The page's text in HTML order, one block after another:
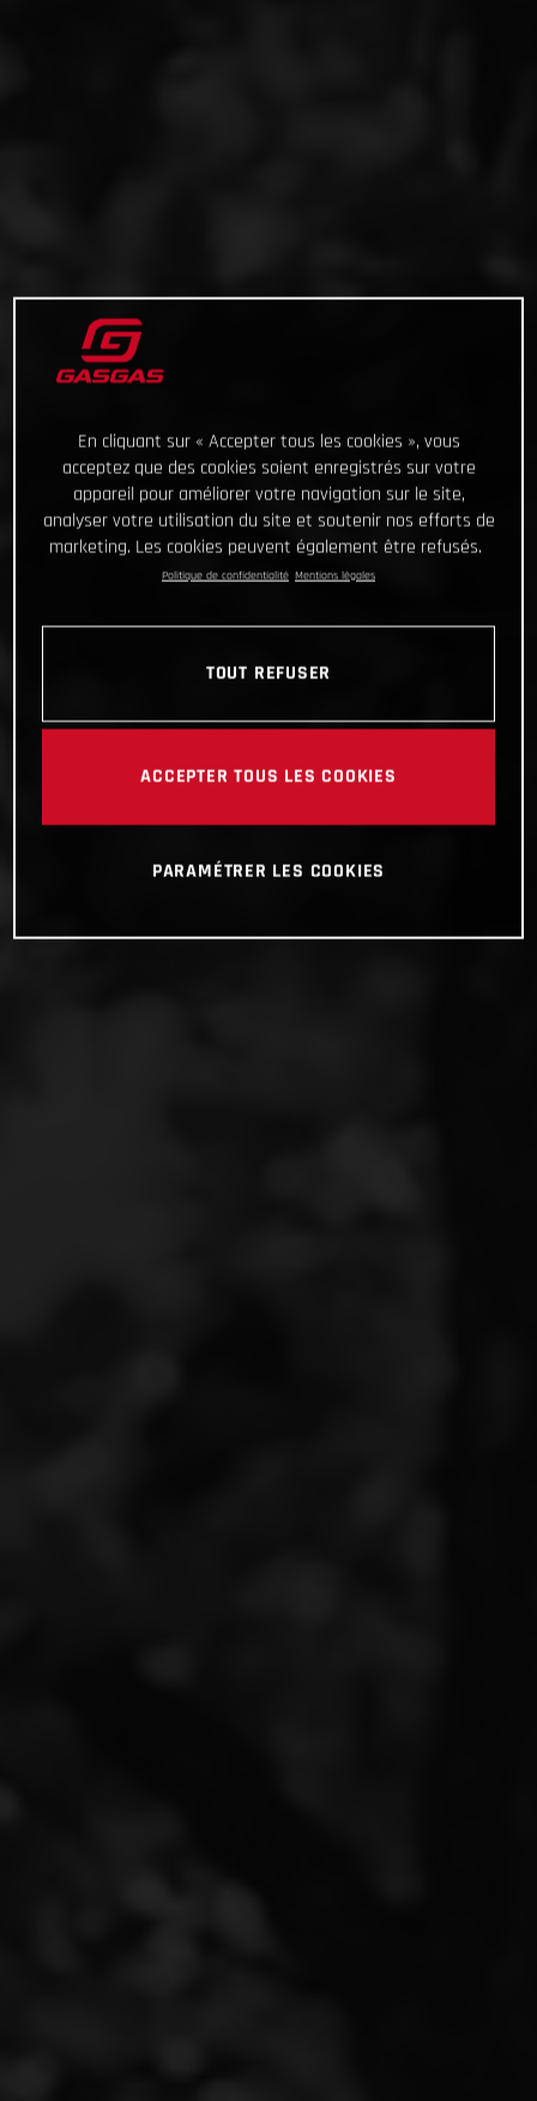
En cliquant sur « Accepter tous les cookies », vous
acceptez que des cookies soient enregistrés sur votre
appareil pour améliorer votre navigation sur le site,
analyser votre utilisation du site et soutenir nos efforts de
marketing. Les cookies peuvent également être refusés.
Politique de confidentialité Mentions légales
TOUT REFUSER
ACCEPTER TOUS LES COOKIES
PARAMÉTRER LES COOKIES